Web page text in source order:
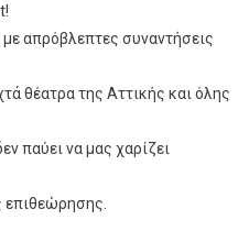
με απρόβλεπτες συναντήσεις
θέατρα της Αττικής και όλης
παύει να μας χαρίζει